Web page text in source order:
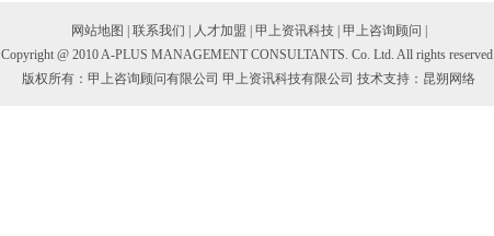
网站地图 联系我们 人才加盟 甲上资讯科技| 甲上咨询顾问
Copyright @ 2010 A-PLUS MANAGEMENT CONSULTANTS. Co. Ltd. All rights
版权所有：甲上咨询顾问有限公司 甲上资讯科技有限公司 技术支持： 昆朔网络